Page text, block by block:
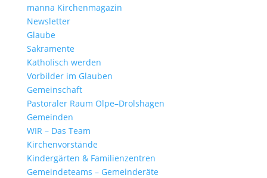
manna Kirchen­ma­gazin
News­letter
Glaube
Sakra­mente
Katho­lisch werden
Vorbilder im Glauben
Gemein­schaft
Pasto­raler Raum Olpe–Drolshagen
Gemeinden
WIR – Das Team
Kirchen­vor­stände
Kinder­gärten & Familienzentren
Gemein­de­teams – Gemeinderäte